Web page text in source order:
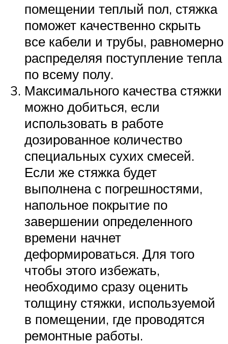
помещении теплый пол, стяжка
поможет качественно скрыть
все кабели и трубы, равномерно
распределяя поступление тепла
по всему полу.
Максимального качества стяжки
можно добиться, если
использовать в работе
дозированное количество
специальных сухих смесей.
Если же стяжка будет
выполнена с погрешностями,
напольное покрытие по
завершении определенного
времени начнет
деформироваться. Для того
чтобы этого избежать,
необходимо сразу оценить
толщину стяжки, используемой
в помещении, где проводятся
ремонтные работы.